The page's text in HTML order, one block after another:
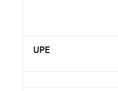
UPE